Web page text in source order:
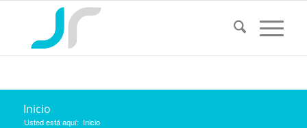
Inicio
Usted está aquí: Inicio